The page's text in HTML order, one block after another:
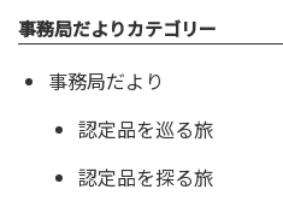
事務局だよりカテゴリー
事務局だより
認定品を巡る旅
認定品を探る旅